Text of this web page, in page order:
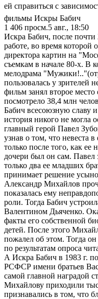
ей справиться с
фильмы Искры Бабич
1 406 просм.5 авг., 18:50
Искра Бабич, после почти
работе, во время которой
директора картин на
съемкам в начале 80-х. В
мелодрама
пользовалась у зрителей
фильм занял второе место
посмотрело 38,4 млн
Бабич всесоюзную славу
история никого не могла
главный герой Павел
узнав о том, что невеста
только после того, как ее
дочери был он сам. Павел
только два ее младших
принимает решение
Александр Михайлов
показалась ему
роли. Тогда Бабич
Валентином Дьяченко.
факты его собственной
детей. После этого
пожалел об этом. Тогда
по результатам опроса
А Искра Бабич в 1983 г.
РСФСР имени братьев
самой главной наградой
Михайлову приходили
признавались в том, что